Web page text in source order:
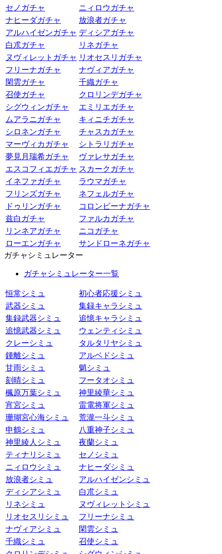
セノガチャ
ニィロウガチャ
ナヒーダガチャ
放浪者ガチャ
アルハイゼンガチャ ディシアガチャ
白朮ガチャ
リネガチャ
ヌヴィレットガチャ リオセスリガチャ
フリーナガチャ
ナヴィアガチャ
閑雲ガチャ
千織ガチャ
召使ガチャ
クロリンデガチャ
シグウィンガチャ
エミリエガチャ
ムアラニガチャ
キィニチガチャ
シロネンガチャ
チャスカガチャ
マーヴィカガチャ
シトラリガチャ
夢見月瑞希ガチャ
ヴァレサガチャ
エスコフィエガチャ スカークガチャ
イネファガチャ
ラウマガチャ
フリンズガチャ
ネフェルガチャ
ドゥリンガチャ
コロンビーナガチャ
兹白ガチャ
ファルカガチャ
リンネアガチャ
ニコガチャ
ローエンガチャ
サンドローネガチャ
ガチャシミュレーター
ガチャシミュレーター一覧
恒常シミュ
初心者応援シミュ
武器シミュ
集録キャラシミュ
集録武器シミュ
追憶キャラシミュ
追憶武器シミュ
ウェンティシミュ
クレーシミュ
タルタリヤシミュ
鍾離シミュ
アルベドシミュ
甘雨シミュ
魈シミュ
刻晴シミュ
フータオシミュ
楓原万葉シミュ
神里綾華シミュ
宵宮シミュ
雷電将軍シミュ
珊瑚宮心海シミュ
荒瀧一斗シミュ
申鶴シミュ
八重神子シミュ
神里綾人シミュ
夜蘭シミュ
ティナリシミュ
セノシミュ
ニィロウシミュ
ナヒーダシミュ
放浪者シミュ
アルハイゼンシミュ
ディシアシミュ
白朮シミュ
リネシミュ
ヌヴィレットシミュ
リオセスリシミュ
フリーナシミュ
ナヴィアシミュ
閑雲シミュ
千織シミュ
召使シミュ